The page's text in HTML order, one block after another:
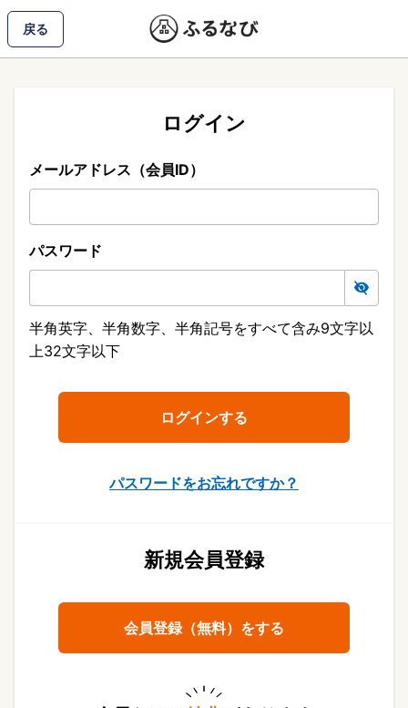
戻る
ログイン
メールアドレス（会員ID）
パスワード
半角英字、半角数字、半角記号をすべて含み9文字以
上32文字以下
パスワードをお忘れですか？
新規会員登録
会員登録（無料）をする